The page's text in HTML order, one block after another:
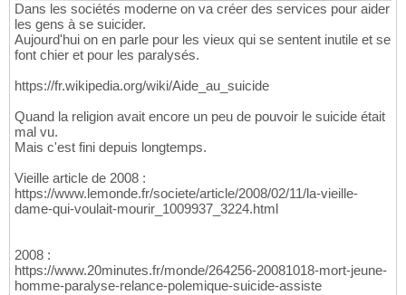
Dans les sociétés moderne on va créer des services pour aider
les gens à se suicider.
Aujourd'hui on en parle pour les vieux qui se sentent inutile et se
font chier et pour les paralysés.
https://fr.wikipedia.org/wiki/Aide_au_suicide
Quand la religion avait encore un peu de pouvoir le suicide était
mal vu.
Mais c'est fini depuis longtemps.
Vieille article de 2008 :
https://www.lemonde.fr/societe/article/2008/02/11/la-vieille-
dame-qui-voulait-mourir_1009937_3224.html
2008 :
https://www.20minutes.fr/monde/264256-20081018-mort-jeune-
homme-paralyse-relance-polemique-suicide-assiste